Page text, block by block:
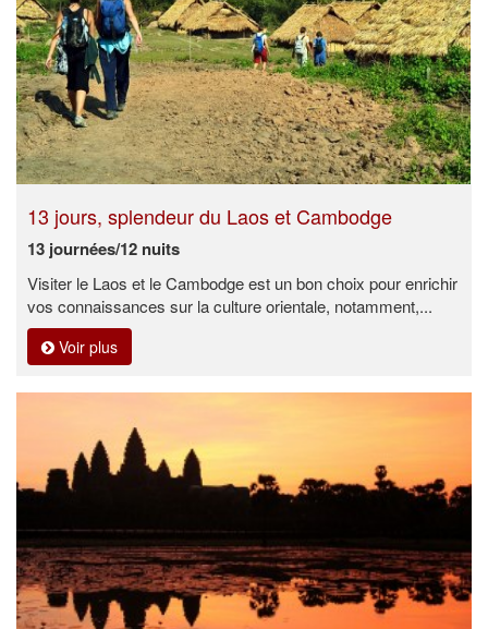
13 jours, splendeur du Laos et Cambodge
13 journées/12 nuits
Visiter le Laos et le Cambodge est un bon choix pour enrichir
vos connaissances sur la culture orientale, notamment,...
Voir plus